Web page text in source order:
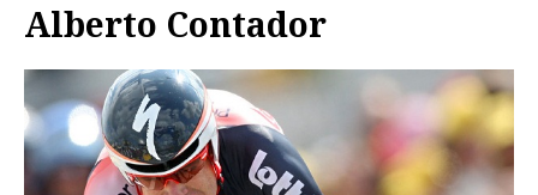
Alberto Contador